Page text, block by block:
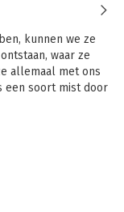
kunnen we ze
waar ze
allemaal met ons
een soort mist door
studies op